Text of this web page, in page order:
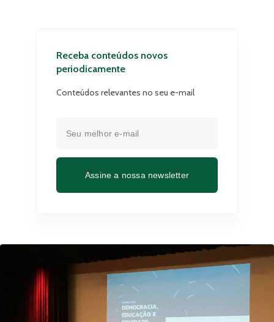
Receba conteúdos novos
periodicamente
Conteúdos relevantes no seu e-mail
Assine a nossa newsletter